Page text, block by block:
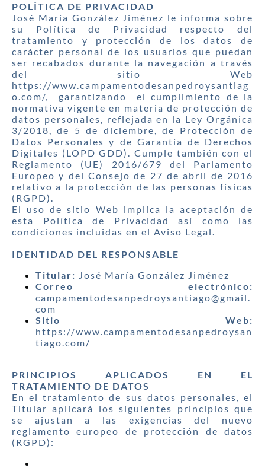
POLÍTICA DE PRIVACIDAD
José María González Jiménez le informa sobre
su Política de Privacidad respecto del
tratamiento y protección de los datos de
carácter personal de los usuarios que puedan
ser recabados durante la navegación a través
del sitio Web
https://www.campamentodesanpedroysantiag
o.com/, garantizando el cumplimiento de la
normativa vigente en materia de protección de
datos personales, reflejada en la Ley Orgánica
3/2018, de 5 de diciembre, de Protección de
Datos Personales y de Garantía de Derechos
Digitales (LOPD GDD). Cumple también con el
Reglamento (UE) 2016/679 del Parlamento
Europeo y del Consejo de 27 de abril de 2016
relativo a la protección de las personas físicas
(RGPD).
El uso de sitio Web implica la aceptación de
esta Política de Privacidad así como las
condiciones incluidas en el Aviso Legal.
IDENTIDAD DEL RESPONSABLE
Titular: José María González Jiménez
Correo electrónico:
campamentodesanpedroysantiago@gmail.
com
Sitio Web:
https://www.campamentodesanpedroysan
tiago.com/
PRINCIPIOS APLICADOS EN EL
TRATAMIENTO DE DATOS
En el tratamiento de sus datos personales, el
Titular aplicará los siguientes principios que
se ajustan a las exigencias del nuevo
reglamento europeo de protección de datos
(RGPD):